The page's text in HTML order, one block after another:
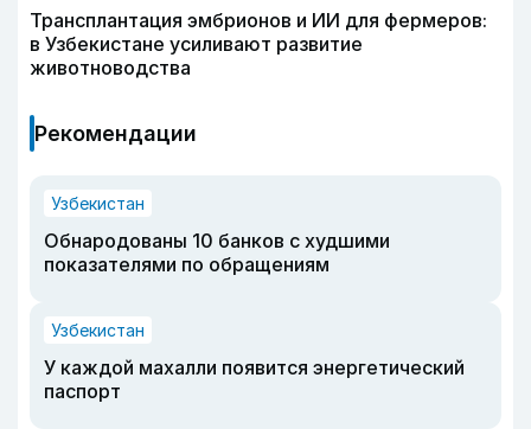
Трансплантация эмбрионов и ИИ для фермеров:
в Узбекистане усиливают развитие
животноводства
Рекомендации
Узбекистан
Обнародованы 10 банков с худшими
показателями по обращениям
Узбекистан
У каждой махалли появится энергетический
паспорт